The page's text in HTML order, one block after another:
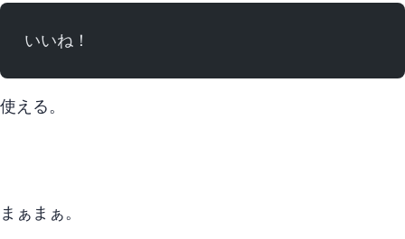
いいね！
使える。
まぁまぁ。